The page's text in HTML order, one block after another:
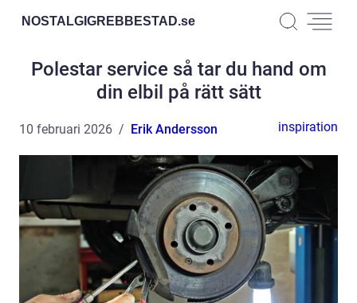
NOSTALGIGREBBESTAD.se
Polestar service så tar du hand om
din elbil på rätt sätt
10 februari 2026 Erik Andersson inspiration